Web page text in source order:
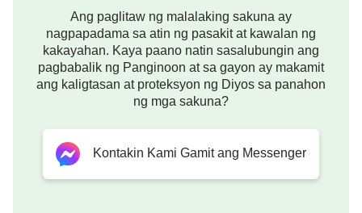
Diyos nang ganun lang sa pamamagitan ng pag-
usal ng ilang mga salita na walang tiyak na layunin.
Walang katahimikan ang ating mga puso, gayun din
at wala tayong tunay na pakikipag-ugnayan sa
Diyos. Minsan, umuusal tayo ngpanalangin sa
Diyosgamit ang mga salitang may tunog na
nakalulugod, at ilang mga salitang hungkag, may
pagmamataas, at hindi natin sinasabi sa Diyos kung
Ang paglitaw ng malalaking sakuna ay
nagpapadama sa atin ng pasakit at kawalan ng
kakayahan. Kaya paano natin sasalubungin ang
pagbabalik ng Panginoon at sa gayon ay makamit
ang kaligtasan at proteksyon ng Diyos sa panahon
ng mga sakuna?
Kontakin Kami Gamit ang Messenger